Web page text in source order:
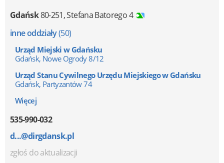
Gdańsk80-251,Stefana Batorego 4
inne oddziały(50)
Urząd Miejski w Gdańsku
Gdańsk, Nowe Ogrody 8/12
Urząd Stanu Cywilnego Urzędu Miejskiego w Gdańsku
Gdańsk, Partyzantów 74
Więcej
535-990-032
d...@dirgdansk.pl
zgłoś do aktualizacji